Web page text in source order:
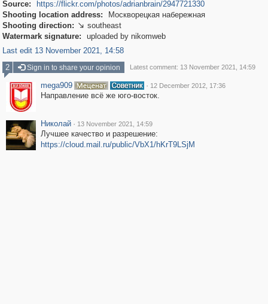
Source:
https://flickr.com/photos/adrianbrain/2947721330
Shooting location address:
Москворецкая набережная
Shooting direction:  southeast
Watermark signature:
uploaded by nikomweb
Last edit 13 November 2021, 14:58
2
Sign in to share your opinion Latest comment: 13 November 2021, 14:59
mega909 · 12 December 2012, 17:36
Направление всё же юго-восток.
Николай · 13 November 2021, 14:59
Лучшее качество и разрешение:
https://cloud.mail.ru/public/VbX1/hKrT9LSjM